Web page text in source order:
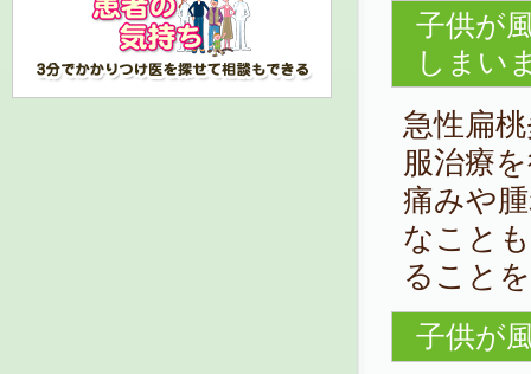
子供が
しまい
急性扁
服治療
痛みや
なこと
ること
子供が